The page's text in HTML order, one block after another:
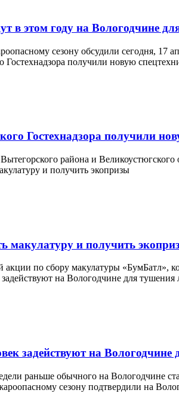
в этом году на Вологодчине
сезону обсудили сегодня, 17
Гостехнадзора получили
района и
макулатуру и получить
по сбору макулатуры «БумБатл»,
задействуют на
раньше обычного на Вологодчине